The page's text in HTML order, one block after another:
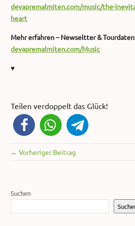
devapremalmiten.com/music/the-
heart
Mehr erfahren – Newseltter &
devapremalmiten.com/Music
♥
Teilen verdoppelt das Glück!
← Vorheriger Beitrag
Suchen